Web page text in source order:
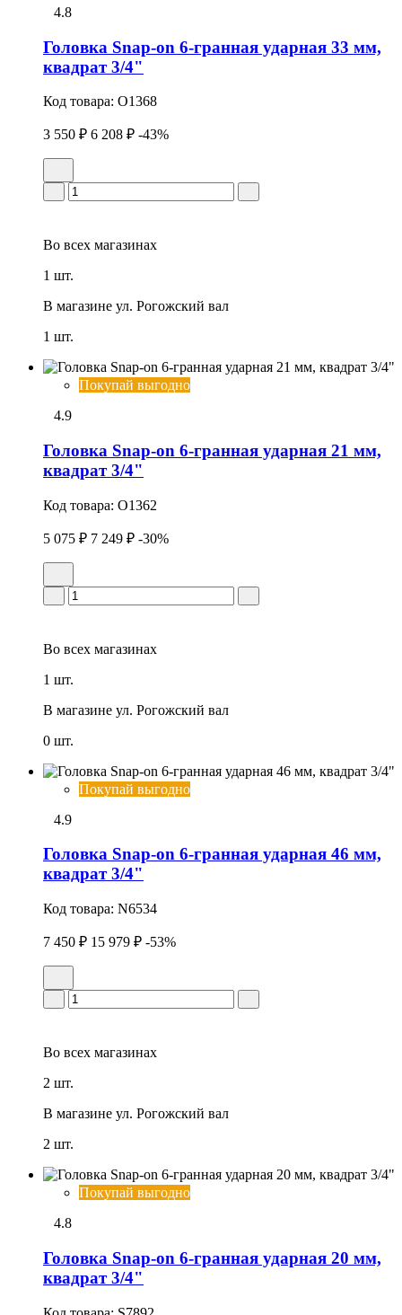
4.8
Головка Snap-on 6-гранная ударная 33 мм,
квадрат 3/4"
Код товара: O1368
3 550 ₽ 6 208 ₽ -43%
Во всех магазинах
1 шт.
В магазине ул. Рогожский вал
1 шт.
Покупай выгодно
4.9
Головка Snap-on 6-гранная ударная 21 мм,
квадрат 3/4"
Код товара: O1362
5 075 ₽ 7 249 ₽ -30%
Во всех магазинах
1 шт.
В магазине ул. Рогожский вал
0 шт.
Покупай выгодно
4.9
Головка Snap-on 6-гранная ударная 46 мм,
квадрат 3/4"
Код товара: N6534
7 450 ₽ 15 979 ₽ -53%
Во всех магазинах
2 шт.
В магазине ул. Рогожский вал
2 шт.
Покупай выгодно
4.8
Головка Snap-on 6-гранная ударная 20 мм,
квадрат 3/4"